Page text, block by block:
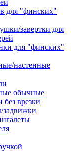
для "финских"
завертки для
для "финских"
настенные
обычные
без врезки
задвижки